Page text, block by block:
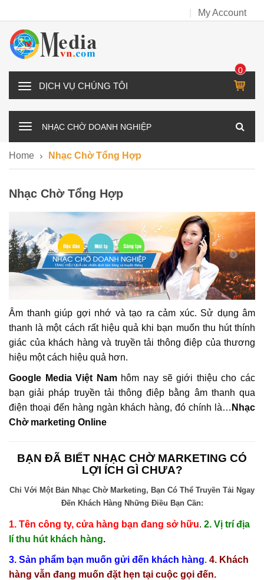
My Account
D
H
H
G
T
Ô
0
IT
M
NHẠC CHỜ DOANH NGHIỆP
Home Nhạc Chờ Tổng Hợp
Nhạc Chờ Tổng Hợp
Âm thanh giúp gợi nhớ và tạo ra cảm xúc. Sử dụng âm
thanh là một cách rất hiệu quả khi bạn muốn thu hút thính
giác của khách hàng và truyền tải thông điệp của thương
hiệu một cách hiệu quả hơn.
Google Media Việt Nam hôm nay sẽ giới thiệu cho các
bạn giải pháp truyền tải thông điệp bằng âm thanh qua
điện thoại đến hàng ngàn khách hàng, đó chính là… Nhạc
Chờ marketing Online
BẠN ĐÃ BIẾT NHẠC CHỜ MARKETING CÓ
LỢI ÍCH GÌ CHƯA?
Chỉ Với Một Bản Nhạc Chờ Marketing, Bạn Có Thể Truyền Tải Ngay
Đến Khách Hàng Những Điều Bạn Cần:
1. Tên công ty, cửa hàng bạn đang sở hữu. 2. Vị trí địa
lí thu hút khách hàng.
3. Sản phẩm bạn muốn gửi đến khách hàng. 4. Khách
hàng vẫn đang muốn đặt hẹn tại cuộc gọi đến.